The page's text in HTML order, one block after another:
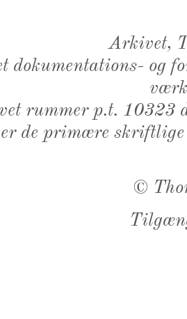
Arkivet,
dokumentations- og
rummer p.t. 10323
de primære
©